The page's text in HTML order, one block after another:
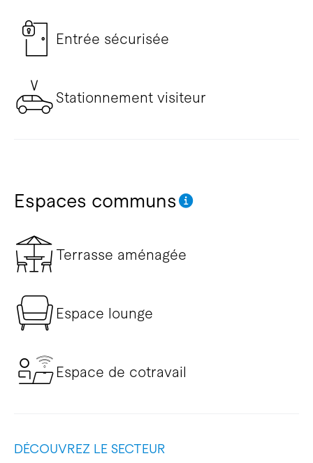
Entrée sécurisée
Stationnement visiteur
Espaces communs
Terrasse aménagée
Espace lounge
Espace de cotravail
DÉCOUVREZ LE SECTEUR